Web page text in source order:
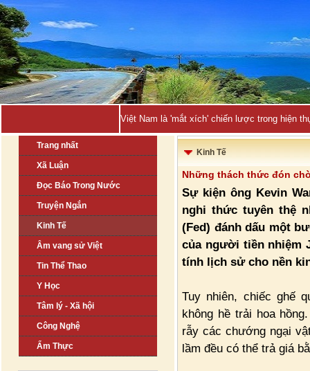
Việt Nam là 'mắt xích' chiến lược trong hiện
Trang nhất
Xã Luận
Đọc Báo Trong Nước
Truyện Ngắn
Kinh Tế
Âm vang sử Việt
Tin Thể Thao
Y Học
Tâm lý - Xã hội
Công Nghệ
Ẩm Thực
Kinh Tế
Những thách thức đón
Sự kiện ông Kevin
nghi thức tuyên thệ
(Fed) đánh dấu một
của người tiền nhiệm
tính lịch sử cho nền
Tuy nhiên, chiếc ghế
không hề trải hoa
rẫy các chướng ngại
lầm đều có thể trả giá